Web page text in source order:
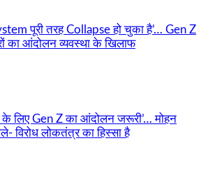
पूरी तरह Collapse हो चुका है’… Gen Z
का आंदोलन व्यवस्था के खिलाफ
लिए Gen Z का आंदोलन जरूरी’… मोहन
विरोध लोकतंत्र का हिस्सा है